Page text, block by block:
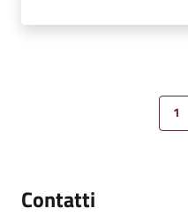
Pagina1
Contatti